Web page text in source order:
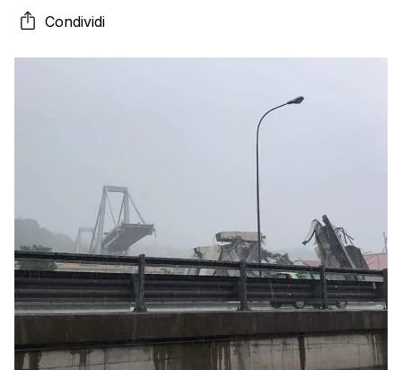
risponde imbarazzato: «Mi sembra assurdo. Non so
cosa dire. In effetti qui sembra un ponticello». Gli
«ottimisticamente sovrastimati», e Selleri non usa giri di
Condividi